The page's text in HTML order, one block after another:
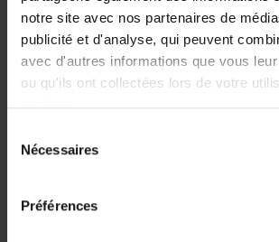
notre site avec nos partenaires de
publicité et d'analyse, qui peuvent
avec d'autres informations que vous
ou qu'ils ont collectées lors de votre
services.
Nécessaires
Préférences
Cybermenaces : les nouvelles